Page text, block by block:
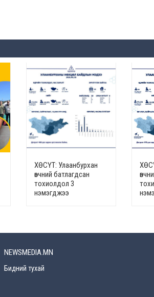
ХӨСҮТ: Улаанбурхан
өвчний батлагдсан
тохиолдол 3
нэмэгджээ
NEWSMEDIA.MN
Бидний тухай